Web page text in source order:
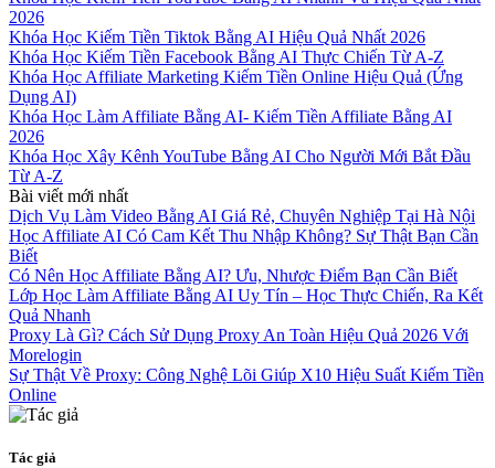
2026
Khóa Học Kiếm Tiền Tiktok Bằng AI Hiệu Quả Nhất 2026
Khóa Học Kiếm Tiền Facebook Bằng AI Thực Chiến Từ A-Z
Khóa Học Affiliate Marketing Kiếm Tiền Online Hiệu Quả (Ứng
Dụng AI)
Khóa Học Làm Affiliate Bằng AI- Kiếm Tiền Affiliate Bằng AI
2026
Khóa Học Xây Kênh YouTube Bằng AI Cho Người Mới Bắt Đầu
Từ A-Z
Bài viết mới nhất
Dịch Vụ Làm Video Bằng AI Giá Rẻ, Chuyên Nghiệp Tại Hà Nội
Học Affiliate AI Có Cam Kết Thu Nhập Không? Sự Thật Bạn Cần
Biết
Có Nên Học Affiliate Bằng AI? Ưu, Nhược Điểm Bạn Cần Biết
Lớp Học Làm Affiliate Bằng AI Uy Tín – Học Thực Chiến, Ra Kết
Quả Nhanh
Proxy Là Gì? Cách Sử Dụng Proxy An Toàn Hiệu Quả 2026 Với
Morelogin
Sự Thật Về Proxy: Công Nghệ Lõi Giúp X10 Hiệu Suất Kiếm Tiền
Online
Tác giả